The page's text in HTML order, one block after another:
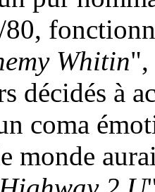
80,
Whitin",
décidés à
coma
monde